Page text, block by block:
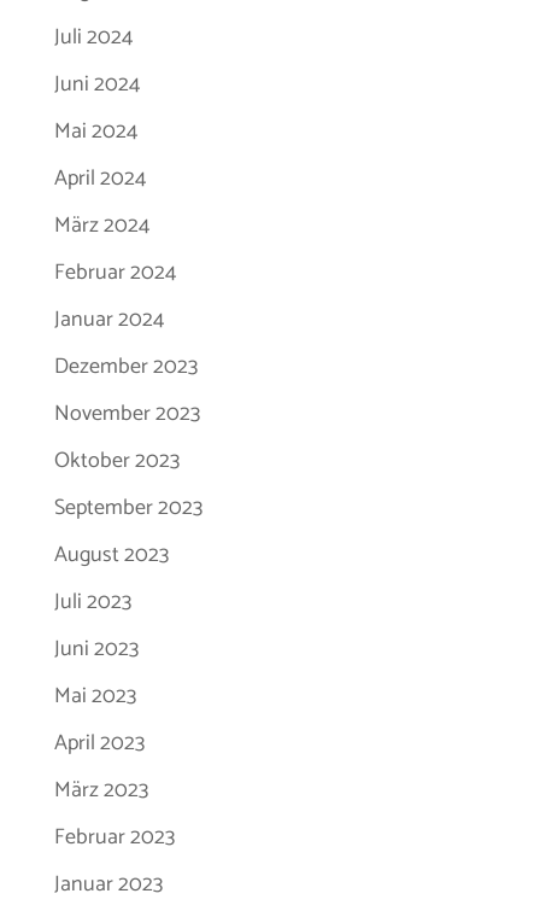
Juli 2024
Juni 2024
Mai 2024
April 2024
März 2024
Februar 2024
Januar 2024
Dezember 2023
November 2023
Oktober 2023
September 2023
August 2023
Juli 2023
Juni 2023
Mai 2023
April 2023
März 2023
Februar 2023
Januar 2023